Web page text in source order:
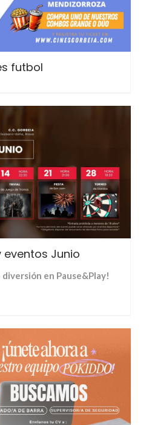
futbol
eventos Junio
diversión en Pause&Play!